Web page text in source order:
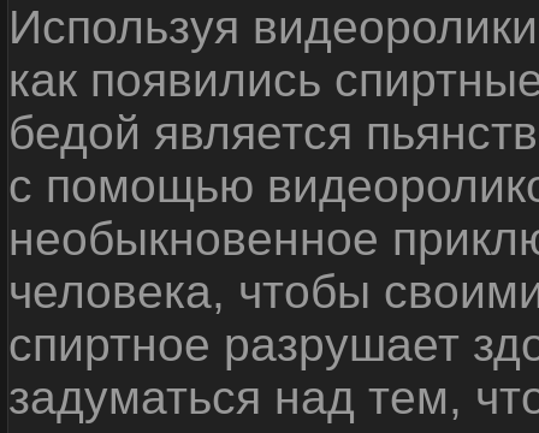
Используя
как появились
бедой является
с помощью
необыкновенное
человека, чтобы
спиртное разрушает
задуматься над тем,